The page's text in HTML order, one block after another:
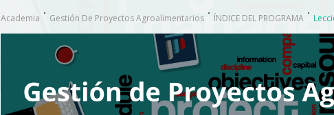
Academia Gestión De Proyectos Agroalimentarios ÍNDICE DEL PROGRAMA